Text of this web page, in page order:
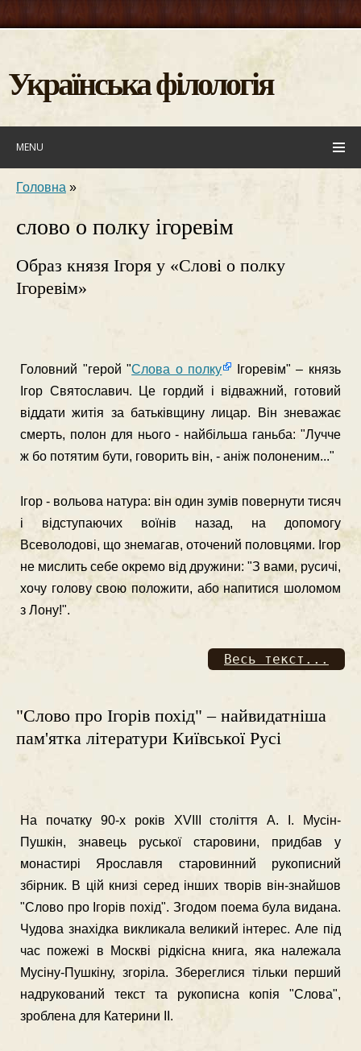
Українська філологія
MENU
Головна »
слово о полку ігоревім
Образ князя Ігоря у «Слові о полку
Ігоревім»
Головний "герой "Слова о полку
Ігоревім" – князь
Ігор Святославич. Це гордий і відважний, готовий
віддати житія за бать­ківщину лицар. Він зневажає
смерть, полон для нього - найбільша ганьба: "Лучче
ж бо потятим бути, говорить він, - аніж полоне­ним..."
Ігор - вольова натура: він один зумів повернути тисяч
і відсту­паючих воїнів назад, на допомогу
Всеволодові, що знемагав, ото­чений половцями. Ігор
не мислить себе окремо від дружини: "З вами, русичі,
хочу голову свою положити, або напитися шоломом
з Лону!".
Весь текст...
"Слово про Ігорів похід" – найвидатніша
пам'ятка літератури Київської Русі
На початку 90-х років XVIII століття А. І. Мусін-
Пушкін, зна­вець руської старовини, придбав у
монастирі Ярославля старовинний рукописний
збірник. В цій книзі серед інших творів він-знайшов
"Слово про Ігорів похід". Згодом поема була видана.
Чудова знахідка викликала великий інтерес. Але під
час пожежі в Москві рідкісна книга, яка належала
Мусіну-Пушкіну, згоріла. Збе­реглися тільки перший
надрукований текст та рукописна копія "Слова",
зроблена для Катерини II.